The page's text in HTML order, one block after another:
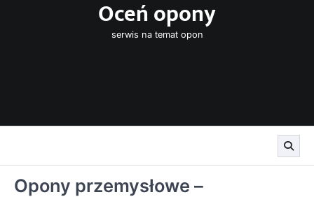
Oceń opony
serwis na temat opon
Opony przemysłowe –